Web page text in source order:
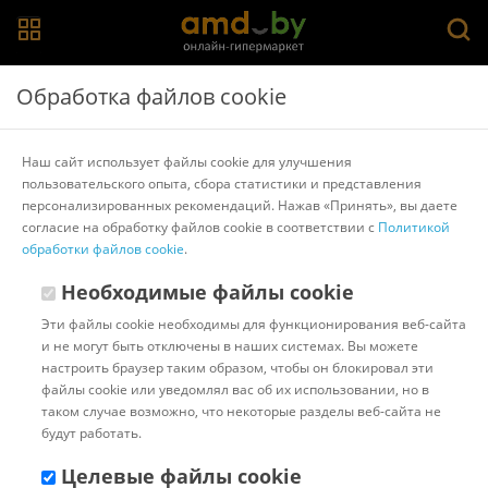
Главная > Каталог товаров Садовый инструмент
Лопаты для снега Лопаты остроконечные
Секаторы
Секаторы Fiskars
Топоры-колуны Fiskars
Код: 1012770 В наличии
Сучкорез Fiskars PowerGear X
UPX86 1023624
БЕСПЛАТНО
Обработка файлов cookie
Наш сайт использует файлы cookie для улучшения
пользовательского опыта, сбора статистики и представления
персонализированных рекомендаций. Нажав «Принять», вы даете
согласие на обработку файлов cookie в соответствии с Политикой
обработки файлов cookie.
Необходимые файлы cookie
Эти файлы cookie необходимы для функционирования веб-сайта
и не могут быть отключены в наших системах. Вы можете
настроить браузер таким образом, чтобы он блокировал эти
файлы cookie или уведомлял вас об их использовании, но в
таком случае возможно, что некоторые разделы веб-сайта не
будут работать.
Целевые файлы cookie